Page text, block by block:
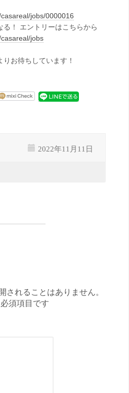
jobs/0000016
！ エントリーはこちらから
jobs
お待ちしています！
2022年11月11日
されることはありません。
須項目です